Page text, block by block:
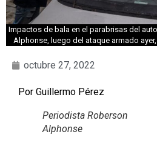
Impactos de bala en el parabrisas del
Alphonse, luego del ataque armado
octubre 27, 2022
Por Guillermo Pérez
Periodista Roberson
Alphonse